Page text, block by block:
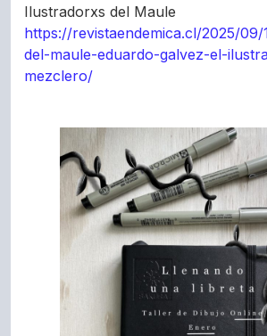
Ilustradorxs del Maule
https://revistaendemica.cl/2025/
del-maule-eduardo-galvez-el-
mezclero/